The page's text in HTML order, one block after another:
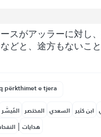
スがアッラーに対し
どと、途方もないこ
përkthimet e tjera
المُيسَّر المختصر السعدي ابن كثير
| هدايات